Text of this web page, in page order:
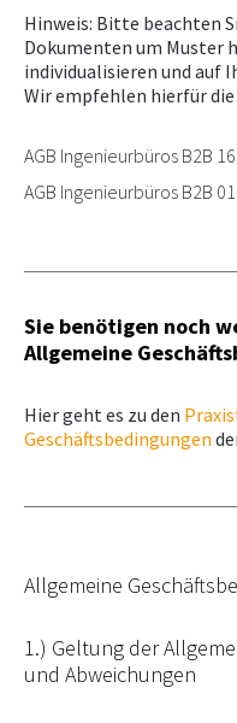
Hinweis: Bitte beachten
Dokumenten um Muster
individualisieren und auf
Wir empfehlen hierfür
AGB Ingenieurbüros B2B
AGB Ingenieurbüros B2B
Sie benötigen noch
Allgemeine
Hier geht es zu den
Geschäftsbedingungen
Allgemeine
1.) Geltung der
und Abweichungen